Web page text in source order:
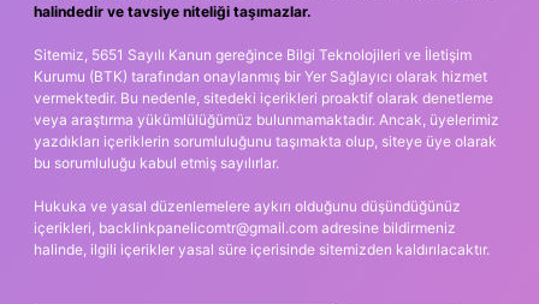
halindedir ve tavsiye niteliği taşımazlar.
Sitemiz, 5651 Sayılı Kanun gereğince Bilgi Teknolojileri ve İletişim
Kurumu (BTK) tarafından onaylanmış bir Yer Sağlayıcı olarak hizmet
vermektedir. Bu nedenle, sitedeki içerikleri proaktif olarak denetleme
veya araştırma yükümlülüğümüz bulunmamaktadır. Ancak, üyelerimiz
yazdıkları içeriklerin sorumluluğunu taşımakta olup, siteye üye olarak
bu sorumluluğu kabul etmiş sayılırlar.
Hukuka ve yasal düzenlemelere aykırı olduğunu düşündüğünüz
içerikleri, backlinkpanelicomtr@gmail.com adresine bildirmeniz
halinde, ilgili içerikler yasal süre içerisinde sitemizden kaldırılacaktır.